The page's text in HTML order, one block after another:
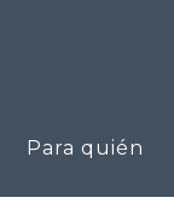
Para quién